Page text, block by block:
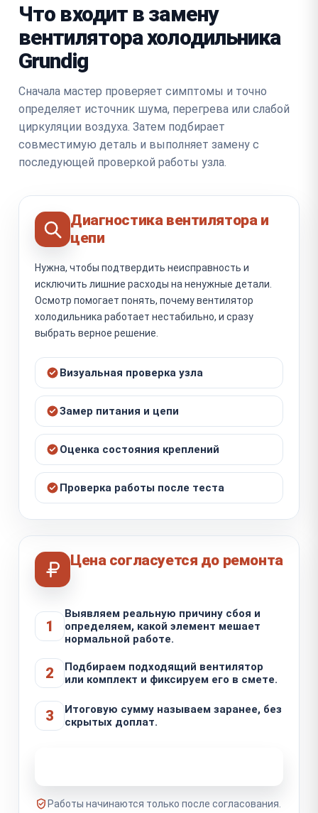
Что входит в замену
вентилятора холодильника
Grundig
Сначала мастер проверяет симптомы и точно
определяет источник шума, перегрева или слабой
циркуляции воздуха. Затем подбирает
совместимую деталь и выполняет замену с
последующей проверкой работы узла.
Диагностика вентилятора и
цепи
Нужна, чтобы подтвердить неисправность и
исключить лишние расходы на ненужные детали.
Осмотр помогает понять, почему вентилятор
холодильника работает нестабильно, и сразу
выбрать верное решение.
Визуальная проверка узла
Замер питания и цепи
Оценка состояния креплений
Проверка работы после теста
Цена согласуется до ремонта
1
Выявляем реальную причину сбоя и
определяем, какой элемент мешает
нормальной работе.
2
Подбираем подходящий вентилятор
или комплект и фиксируем его в смете.
3
Итоговую сумму называем заранее, без
скрытых доплат.
Работы начинаются только после согласования.